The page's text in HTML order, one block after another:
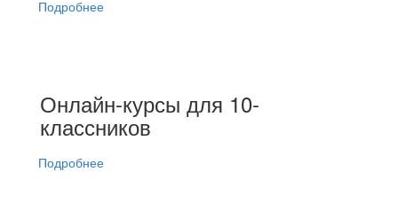
Подробнее
Онлайн-курсы для 10-
классников
Подробнее